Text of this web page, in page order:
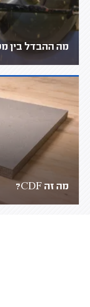
מה ההבדל בין
מה זה CDF?